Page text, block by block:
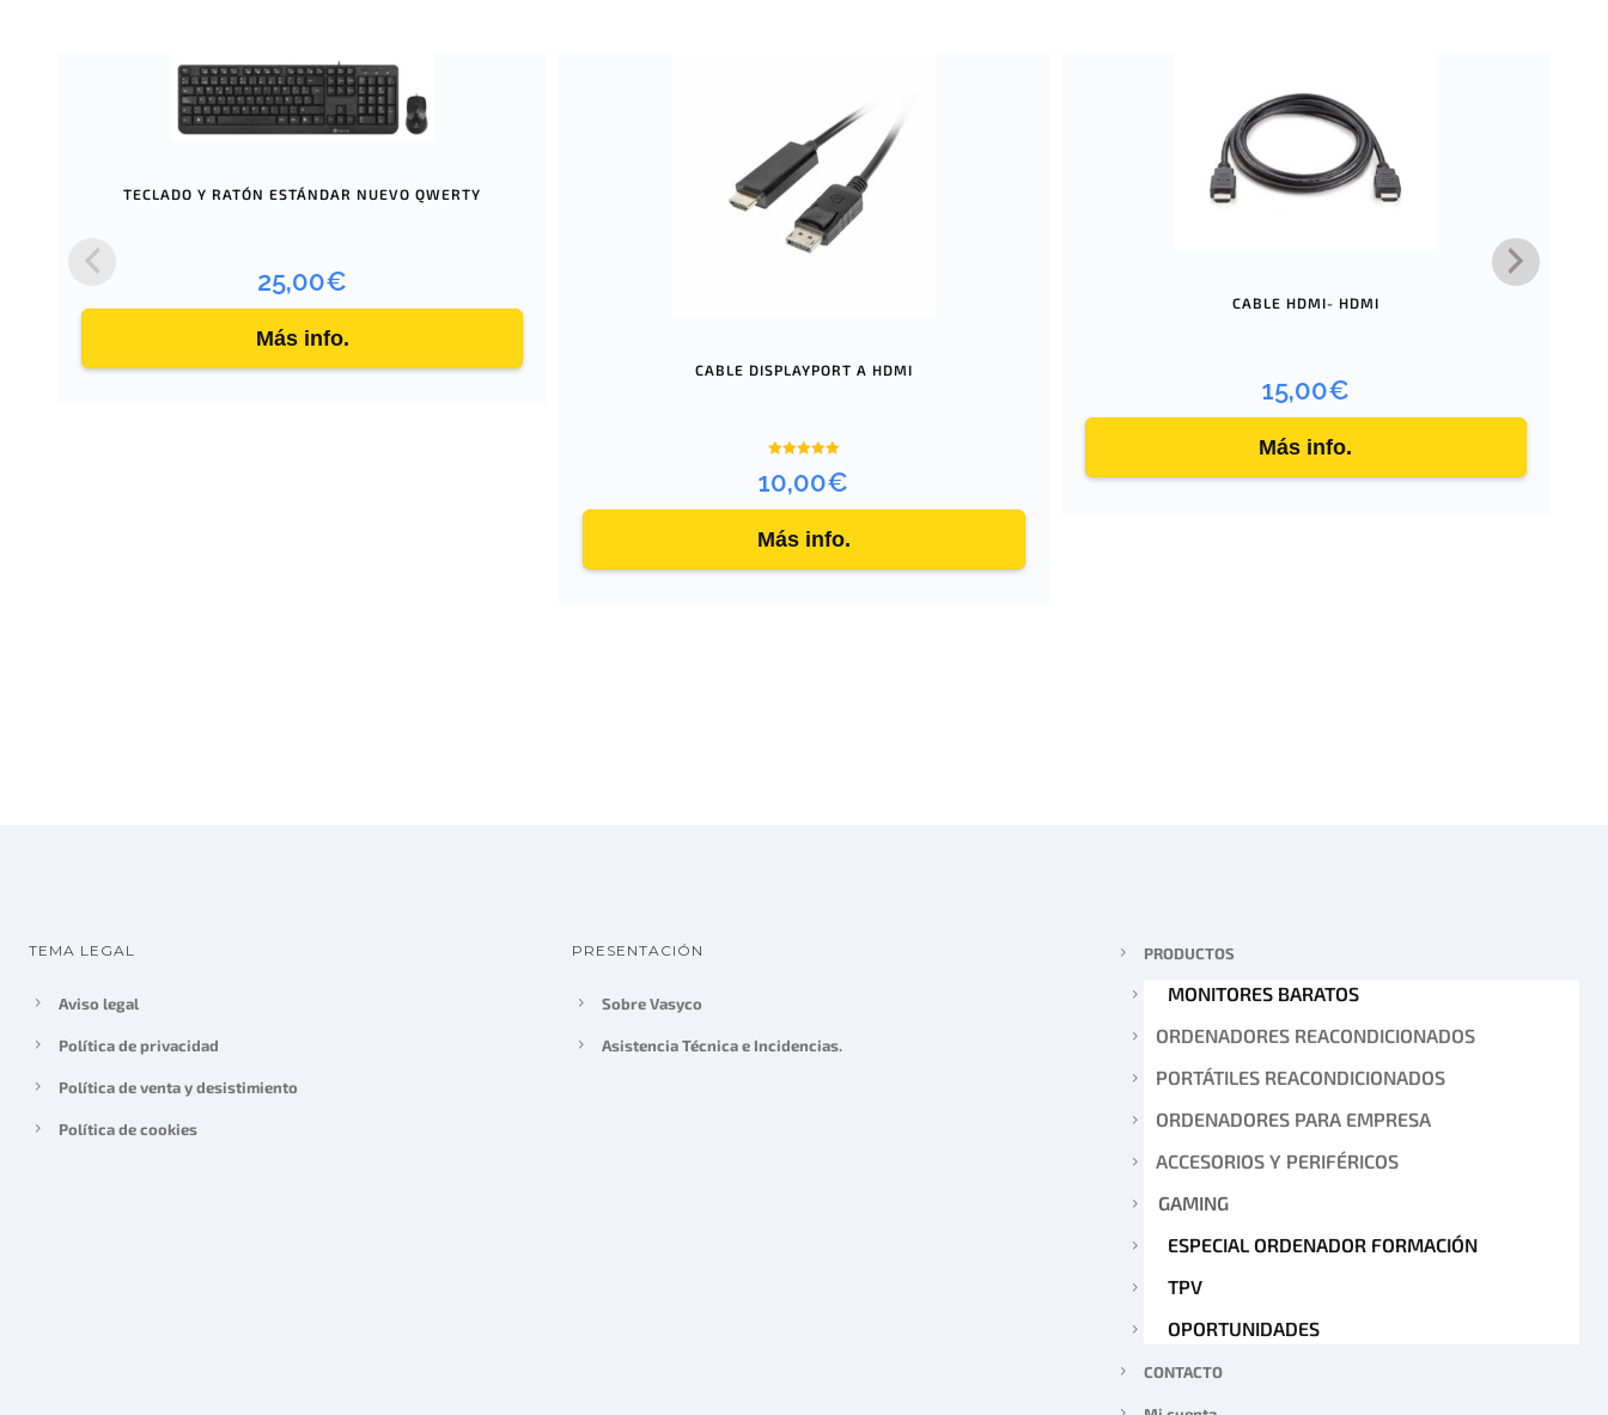
TECLADO Y RATÓN ESTÁNDAR NUEVO QWERTY
25,00€
Más info.
CABLE DISPLAYPORT A HDMI
con
5.00
10,00€
Más info.
CABLE HDMI- HDMI
15,00€
Más info.
TEMA LEGAL
Aviso legal
Política de privacidad
Política de venta y desistimiento
Política de cookies
PRESENTACIÓN
Sobre Vasyco
Asistencia Técnica e Incidencias.
PRODUCTOS
MONITORES BARATOS
ORDENADORES REACONDICIONADOS
PORTÁTILES REACONDICIONADOS
ORDENADORES PARA EMPRESA
ACCESORIOS Y PERIFÉRICOS
GAMING
ESPECIAL ORDENADOR FORMACIÓN
TPV
OPORTUNIDADES
CONTACTO